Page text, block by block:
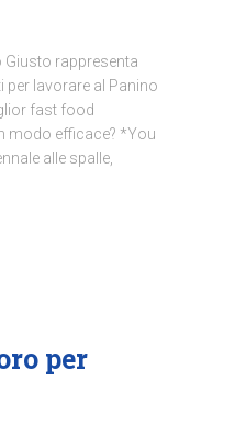
Giusto rappresenta
per lavorare al Panino
fast food
modo efficace? *You
alle spalle,
per